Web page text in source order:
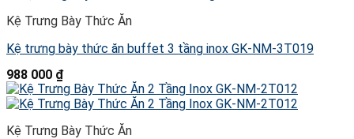
Kệ Trưng Bày Thức Ăn
Kệ trưng bày thức ăn buffet 3 tầng inox GK-NM-3T019
988 000 ₫
Kệ Trưng Bày Thức Ăn